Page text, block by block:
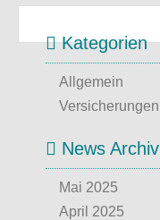
Kategorien
Allgemein
Versicherungen
News Archiv
Mai 2025
April 2025